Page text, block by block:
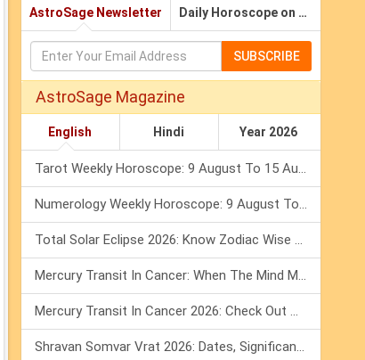
AstroSage Newsletter Daily Horoscope on Email
SUBSCRIBE
AstroSage Magazine
English Hindi Year 2026
Tarot Weekly Horoscope: 9 August To 15 August, 2026
Numerology Weekly Horoscope: 9 August To 15 August, 2026
Total Solar Eclipse 2026: Know Zodiac Wise Prediction
Mercury Transit In Cancer: When The Mind Meets The Heart!
Mercury Transit In Cancer 2026: Check Out What It Brings For You
Shravan Somvar Vrat 2026: Dates, Significance & Rituals In August